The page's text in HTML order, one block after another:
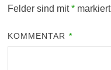
Felder sind mit*markiert
KOMMENTAR *